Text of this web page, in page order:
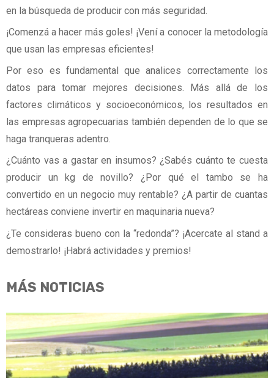
en la búsqueda de producir con más seguridad.
¡Comenzá a hacer más goles! ¡Vení a conocer la metodología
que usan las empresas eficientes!
Por eso es fundamental que analices correctamente los
datos para tomar mejores decisiones. Más allá de los
factores climáticos y socioeconómicos, los resultados en
las empresas agropecuarias también dependen de lo que se
haga tranqueras adentro.
¿Cuánto vas a gastar en insumos? ¿Sabés cuánto te cuesta
producir un kg de novillo? ¿Por qué el tambo se ha
convertido en un negocio muy rentable? ¿A partir de cuantas
hectáreas conviene invertir en maquinaria nueva?
¿Te consideras bueno con la “redonda”? ¡Acercate al stand a
demostrarlo! ¡Habrá actividades y premios!
MÁS NOTICIAS